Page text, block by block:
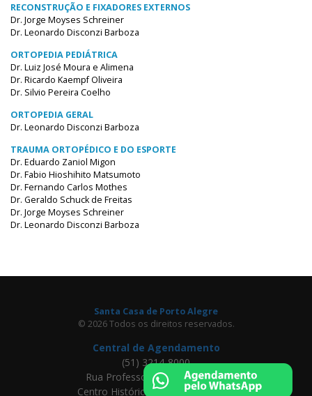
RECONSTRUÇÃO E FIXADORES EXTERNOS
Dr. Jorge Moyses Schreiner
Dr. Leonardo Disconzi Barboza
ORTOPEDIA PEDIÁTRICA
Dr. Luiz José Moura e Alimena
Dr. Ricardo Kaempf Oliveira
Dr. Silvio Pereira Coelho
ORTOPEDIA GERAL
Dr. Leonardo Disconzi Barboza
TRAUMA ORTOPÉDICO E DO ESPORTE
Dr. Eduardo Zaniol Migon
Dr. Fabio Hioshihito Matsumoto
Dr. Fernando Carlos Mothes
Dr. Geraldo Schuck de Freitas
Dr. Jorge Moyses Schreiner
Dr. Leonardo Disconzi Barboza
Santa Casa de Porto Alegre
© 2026 Todos os direitos reservados.
Central de Agendamento
(51) 3214-8000
Rua Professor Annes Dias, 295
Centro Histórico, Porto Alegre - RS